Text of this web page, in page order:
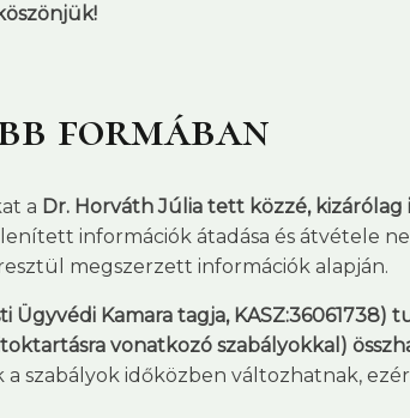
formában
a Dr. Horváth Júlia tett közzé,
információk átadása és átvétele
megszerzett információk alapján.
Ügyvédi Kamara tagja,
vonatkozó szabályokkal)
a szabályok időközben változhatnak,